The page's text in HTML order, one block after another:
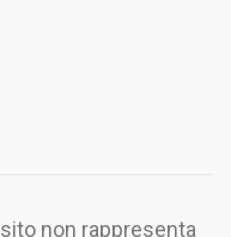
non rappresenta